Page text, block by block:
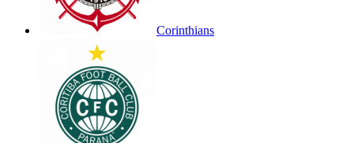
Corinthians